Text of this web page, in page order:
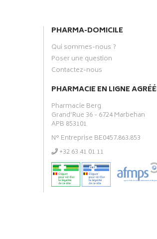
PHARMA-DOMICILE
Qui sommes-nous ?
Poser une question
Contactez-nous
PHARMACIE EN LIGNE
Pharmacie Berg
Grand’Rue 36 - 6724 Marbehan
APB 853101
N° Entreprise BE0457.863.853
‭+32 63 41 01 11‬